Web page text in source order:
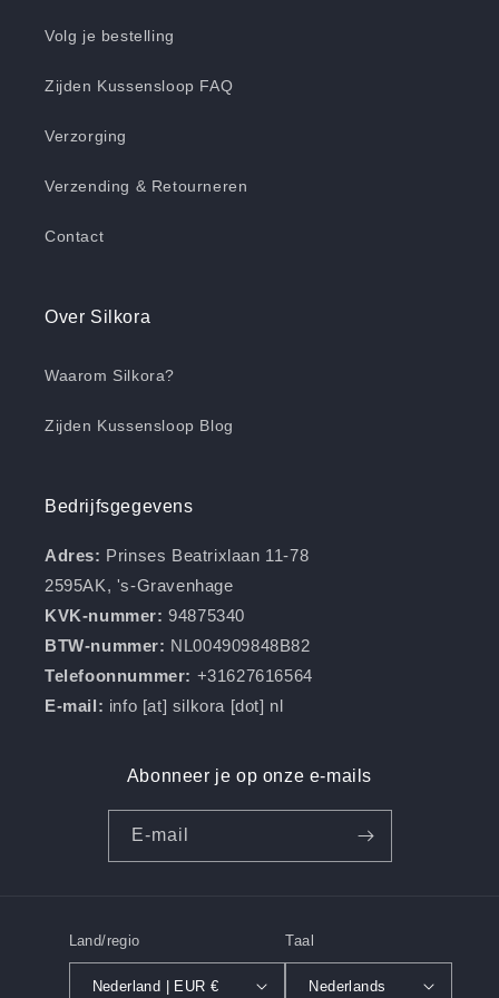
Volg je bestelling
Zijden Kussensloop FAQ
Verzorging
Verzending & Retourneren
Contact
Over Silkora
Waarom Silkora?
Zijden Kussensloop Blog
Bedrijfsgegevens
Adres: Prinses Beatrixlaan 11-78
2595AK, 's-Gravenhage
KVK-nummer: 94875340
BTW-nummer: NL004909848B82
Telefoonnummer: +31627616564
E-mail: info [at] silkora [dot] nl
Abonneer je op onze e-mails
E‑mail
Land/regio
Nederland | EUR €
Taal
Nederlands